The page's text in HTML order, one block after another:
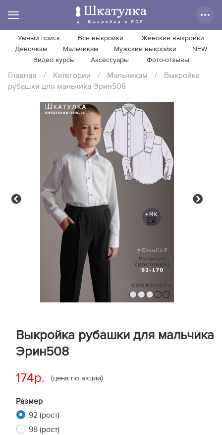
Умный поиск Все выкройки
Женские выкройки
Девочкам
Мальчикам Мужские выкройки
NEW
Видео курсы
Аксессуары Фото-отзывы
Главная / Категории / Мальчикам /
Выкройка
рубашки для мальчика Эрин508
Previous
Выкройка рубашки для мальчика
Эрин508
174р. (цена по акции)
Размер
92 (рост)
98 (рост)